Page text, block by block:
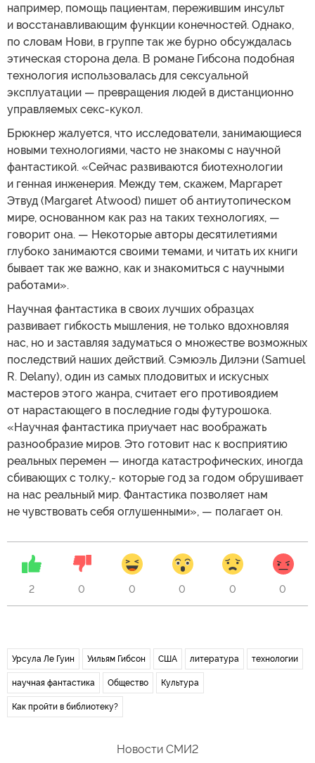
например, помощь пациентам, пережившим инсульт
и восстанавливающим функции конечностей. Однако,
по словам Нови, в группе так же бурно обсуждалась
этическая сторона дела. В романе Гибсона подобная
технология использовалась для сексуальной
эксплуатации — превращения людей в дистанционно
управляемых секс-кукол.
Брюкнер жалуется, что исследователи, занимающиеся
новыми технологиями, часто не знакомы с научной
фантастикой. «Сейчас развиваются биотехнологии
и генная инженерия. Между тем, скажем, Маргарет
Этвуд (Margaret Atwood) пишет об антиутопическом
мире, основанном как раз на таких технологиях, —
говорит она. — Некоторые авторы десятилетиями
глубоко занимаются своими темами, и читать их книги
бывает так же важно, как и знакомиться с научными
работами».
Научная фантастика в своих лучших образцах
развивает гибкость мышления, не только вдохновляя
нас, но и заставляя задуматься о множестве возможных
последствий наших действий. Сэмюэль Дилэни (Samuel
R. Delany), один из самых плодовитых и искусных
мастеров этого жанра, считает его противоядием
от нарастающего в последние годы футурошока.
«Научная фантастика приучает нас воображать
разнообразие миров. Это готовит нас к восприятию
реальных перемен — иногда катастрофических, иногда
сбивающих с толку,- которые год за годом обрушивает
на нас реальный мир. Фантастика позволяет нам
не чувствовать себя оглушенными», — полагает он.
2 0 0 0 0 0
Урсула Ле Гуин Уильям Гибсон США литература технологии
научная фантастика Общество Культура
Как пройти в библиотеку?
Новости СМИ2